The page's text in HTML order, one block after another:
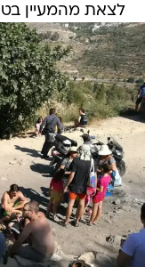
לצאת מהמעיין